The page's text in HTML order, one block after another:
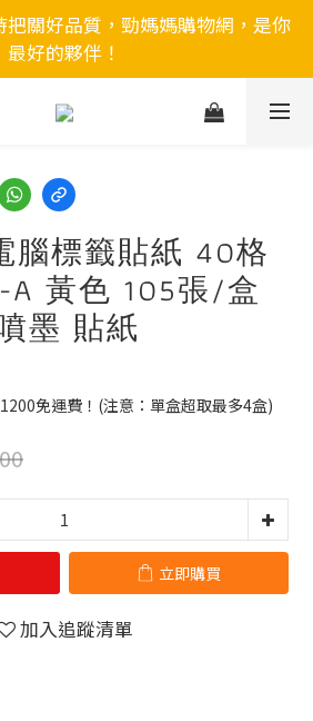
關好品質，勁媽媽購物網，是你
最好的夥伴！
腦標籤貼紙 40格
A 黃色 105張/盒
墨 貼紙
免運費！(注意：單盒超取最多4盒)
立即購買
加入追蹤清單